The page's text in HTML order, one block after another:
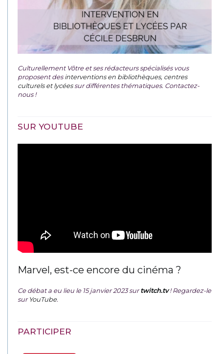
Culturellement Vôtre et ses rédacteurs spécialisés vous
proposent desinterventions en bibliothèques, centres
culturels et lycéessur différentes thématiques. Contactez-
nous !
SUR YOUTUBE
Marvel, est-ce encore du cinéma ?
Ce débat a eu lieu le 15 janvier 2023 surtwitch.tv ! Regardez-le
surYouTube.
PARTICIPER